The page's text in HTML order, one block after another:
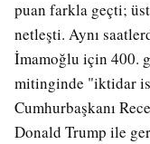
puan farkla geçti;
netleşti. Aynı
İmamoğlu için 400.
mitinginde "iktidar
Cumhurbaşkanı
Donald Trump ile